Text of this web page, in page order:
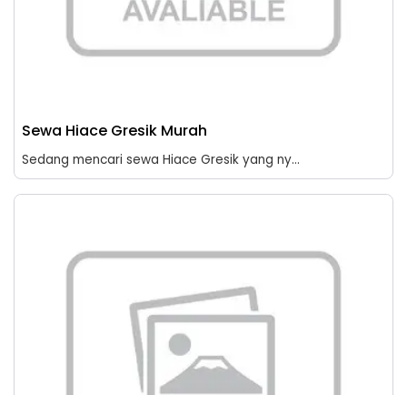
Sewa Hiace Gresik Murah
Sedang mencari sewa Hiace Gresik yang ny...